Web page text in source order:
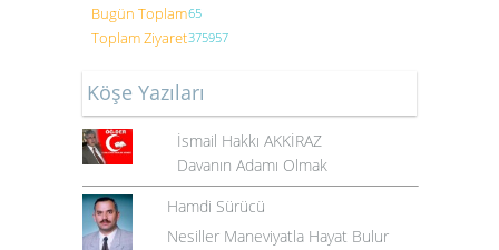
Bugün Toplam65
Toplam Ziyaret375957
Köşe Yazıları
İsmail Hakkı AKKİRAZ
Davanın Adamı Olmak
Hamdi Sürücü
Nesiller Maneviyatla Hayat Bulur